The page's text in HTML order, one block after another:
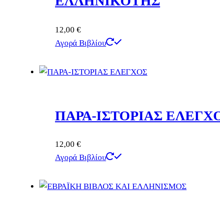
12,00 €
Αγορά Βιβλίου
ΠΑΡΑ-ΙΣΤΟΡΙΑΣ
12,00 €
Αγορά Βιβλίου